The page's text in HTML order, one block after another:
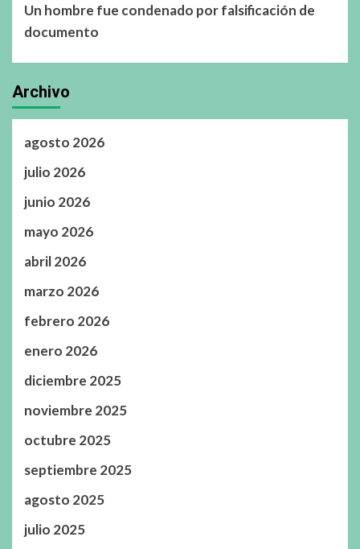
Un hombre fue condenado por falsificación de
documento
Archivo
agosto 2026
julio 2026
junio 2026
mayo 2026
abril 2026
marzo 2026
febrero 2026
enero 2026
diciembre 2025
noviembre 2025
octubre 2025
septiembre 2025
agosto 2025
julio 2025